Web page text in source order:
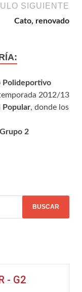
SIGUIENTE
Cato, renovado
Polideportivo
2012/13
Popular, donde los
2
- G2